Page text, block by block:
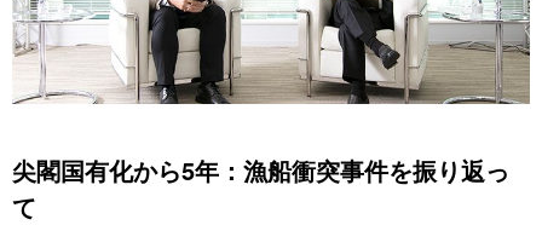
Français
Español
政治・外交
国際
ニュース
アーカイブ
Japan Data
国際・海外
社会
科学・技術
People
東京
尖閣国有化から5年：漁船衝突事件を振り返っ
て